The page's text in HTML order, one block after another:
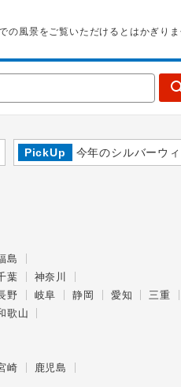
風景をご覧いただけるとはかぎりま
PickUp 今年のシルバーウ
島
葉
神奈川
野 岐阜 静岡 愛知
三重
歌山
崎
鹿児島